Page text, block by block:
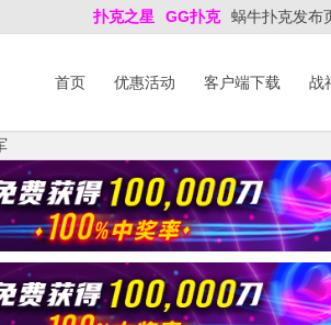
扑克之星 GG扑克 蜗牛扑克发布
首页 优惠活动 客户端下载 战